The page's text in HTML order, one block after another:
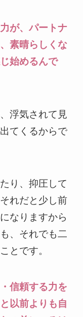
が、パートナ
素晴らしくな
始めるんで
浮気されて見
てくるからで
り、抑圧して
れだと少し前
なりますから
、それでも二
とです。
信頼する力を
以前よりも自